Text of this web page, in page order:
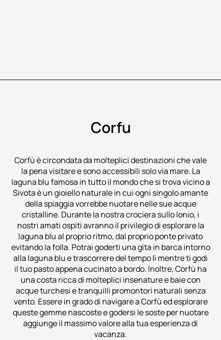
Corfu
Corfù è circondata da molteplici destinazioni che vale
la pena visitare e sono accessibili solo via mare. La
laguna blu famosa in tutto il mondo che si trova vicino a
Sivota è un gioiello naturale in cui ogni singolo amante
della spiaggia vorrebbe nuotare nelle sue acque
cristalline. Durante la nostra crociera sullo Ionio, i
nostri amati ospiti avranno il privilegio di esplorare la
laguna blu al proprio ritmo, dal proprio ponte privato
evitando la folla. Potrai goderti una gita in barca intorno
alla laguna blu e trascorrere del tempo lì mentre ti godi
il tuo pasto appena cucinato a bordo. Inoltre, Corfù ha
una costa ricca di molteplici insenature e baie con
acque turchesi e tranquilli promontori naturali senza
vento. Essere in grado di navigare a Corfù ed esplorare
queste gemme nascoste e godersi le soste per nuotare
aggiunge il massimo valore alla tua esperienza di
vacanza.